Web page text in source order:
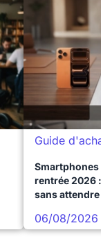
Guide d'achat
Smartphones
rentrée 2026 :
sans attendre
06/08/2026